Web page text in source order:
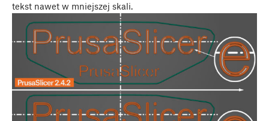
tekst nawet w mniejszej skali.